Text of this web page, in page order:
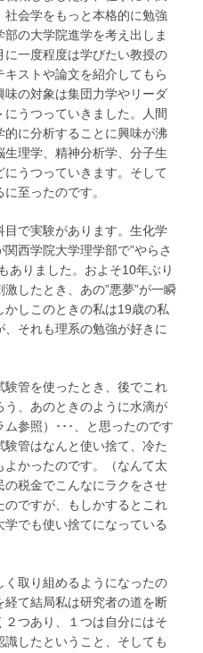
会学をもっと本格的に勉強
の大学院進学を考え出しま
に一度程度は学びたい教授の
ストや論文を紹介してもら
味の対象は集団力学やリーダ
うつっていきました。人間
に分析することに興味が沸
理学、精神分析学、分子生
うつっていきます。そして
至ったのです。
で実験があります。生化学
西学院大学理学部で”やらさ
ありました。およそ10年ぶり
したとき、あの”悪夢”が一瞬
しこのときの私は19歳の私
それも理系の勉強が好きに
管を使ったとき、後でこれ
、あのときのように水滴が
参照）･･･、と思ったのです
管はなんと使い捨て、冷た
かったのです。（なんて太
の税金でこんなにラクをさせ
のですが、もしかするとこれ
でも使い捨てになっている
取り組めるようになったの
て結局私は研究者の道を断
つあり、１つは自分にはそ
したということ、そしても